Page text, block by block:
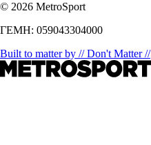
© 2026 MetroSport
ΓΕΜΗ: 059043304000
Built to matter by // Don't Matter //